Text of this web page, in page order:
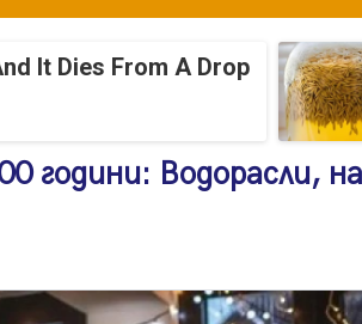
It Dies From A Drop
години: Водорасли,